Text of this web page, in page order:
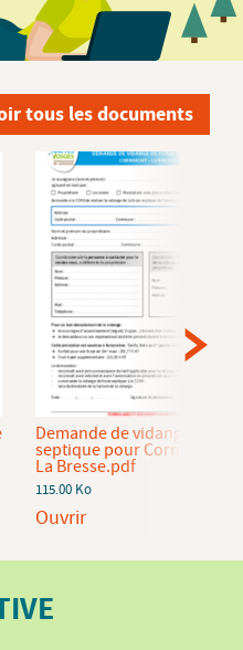
tous les documents
Demande de vidange de
septique pour Cornimont et
La Bresse.pdf
115.00 Ko
Ouvrir